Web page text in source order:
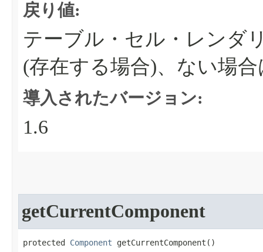
戻り値:
テーブル・セル・レンダ
(存在する場合)、ない場合
導入されたバージョン:
1.6
getCurrentComponent
protected Component getCurrentComponent​()